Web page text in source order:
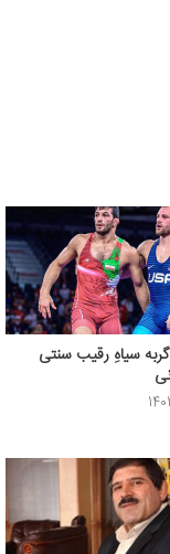
گربه سیاهِ رقیب سنتی